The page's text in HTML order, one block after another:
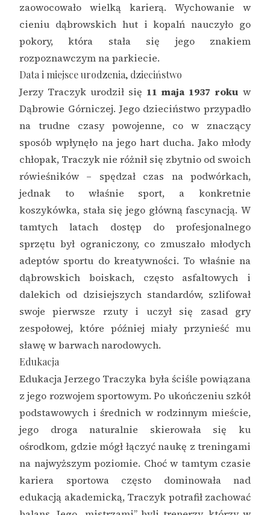
zaowocowało wielką karierą. Wychowanie w
cieniu dąbrowskich hut i kopalń nauczyło go
pokory, która stała się jego znakiem
rozpoznawczym na parkiecie.
Data i miejsce urodzenia, dzieciństwo
Jerzy Traczyk urodził się 11 maja 1937 roku w
Dąbrowie Górniczej. Jego dzieciństwo przypadło
na trudne czasy powojenne, co w znaczący
sposób wpłynęło na jego hart ducha. Jako młody
chłopak, Traczyk nie różnił się zbytnio od swoich
rówieśników – spędzał czas na podwórkach,
jednak to właśnie sport, a konkretnie
koszykówka, stała się jego główną fascynacją. W
tamtych latach dostęp do profesjonalnego
sprzętu był ograniczony, co zmuszało młodych
adeptów sportu do kreatywności. To właśnie na
dąbrowskich boiskach, często asfaltowych i
dalekich od dzisiejszych standardów, szlifował
swoje pierwsze rzuty i uczył się zasad gry
zespołowej, które później miały przynieść mu
sławę w barwach narodowych.
Edukacja
Edukacja Jerzego Traczyka była ściśle powiązana
z jego rozwojem sportowym. Po ukończeniu szkół
podstawowych i średnich w rodzinnym mieście,
jego droga naturalnie skierowała się ku
ośrodkom, gdzie mógł łączyć naukę z treningami
na najwyższym poziomie. Choć w tamtym czasie
kariera sportowa często dominowała nad
edukacją akademicką, Traczyk potrafił zachować